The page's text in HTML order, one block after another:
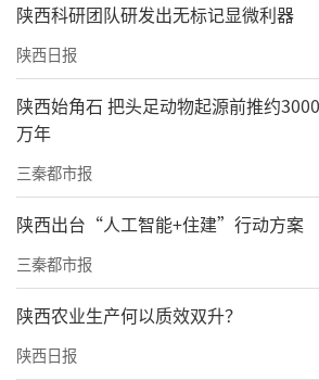
少年强则国强，少年进步则家
评既是两名学子个人素养与
也是佳县深耕未成年人思想
明育人土壤的生动缩影。
近年来，佳县始终坚持立德树
未成年人思想道德建设作为教
重，深耕德育沃土，定期开
文明礼仪教育等系列活动，搭
才平台，引导广大青少年扣
陕西科研团队研发出无标记显微利器
陕西日报
陕西始角石 把头足动物起源前推约3000
万年
三秦都市报
陕西出台“人工智能+住建”行动方案
三秦都市报
陕西农业生产何以质效双升？
陕西日报